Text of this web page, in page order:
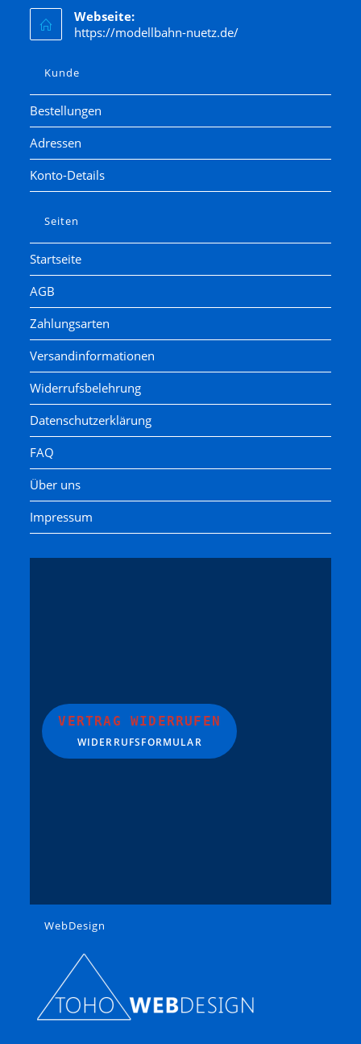
Webseite:
https://modellbahn-nuetz.de/
Kunde
Bestellungen
Adressen
Konto-Details
Seiten
Startseite
AGB
Zahlungsarten
Versandinformationen
Widerrufsbelehrung
Datenschutzerklärung
FAQ
Über uns
Impressum
VERTRAG WIDERRUFEN
WIDERRUFSFORMULAR
WebDesign